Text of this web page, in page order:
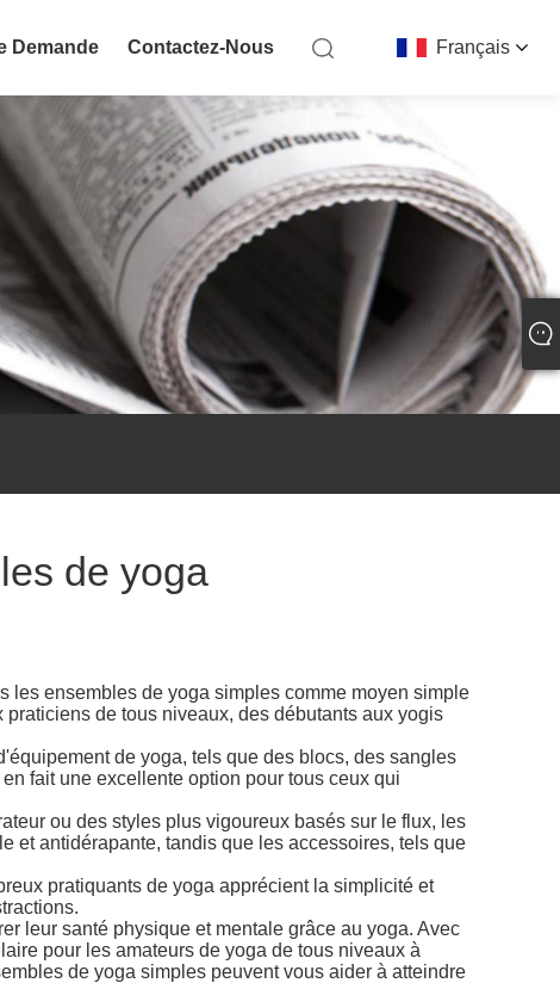
Français
Demande Contactez-Nous
de yoga
les ensembles de yoga simples comme moyen simple
de tous niveaux, des débutants aux yogis
de yoga, tels que des blocs, des sangles
fait une excellente option pour tous ceux qui
ou des styles plus vigoureux basés sur le flux, les
et antidérapante, tandis que les accessoires, tels que
pratiquants de yoga apprécient la simplicité et
leur santé physique et mentale grâce au yoga. Avec
pour les amateurs de yoga de tous niveaux à
de yoga simples peuvent vous aider à atteindre